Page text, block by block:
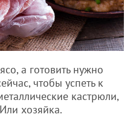
а готовить нужно
чтобы успеть к
кастрюли,
хозяйка.